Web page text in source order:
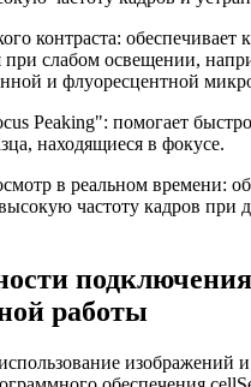
контраста: обеспечивает
при слабом освещении,
и флуоресцентной
Peaking": помогает
находящиеся в фокусе.
в реальном времени:
частоту кадров при
работы
изображений